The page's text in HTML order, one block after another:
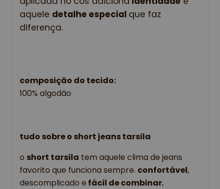
aquele detalhe especial que faz
diferença.
composição do tecido:
100% algodão
tudo sobre o short jeans tarsila
o short tarsila tem aquele clima de jeans
favorito que funciona sempre. confortável,
descomplicado e fácil de combinar,